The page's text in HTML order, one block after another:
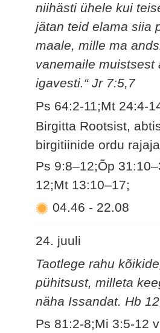
niihästi ühele kui
jätan teid elama siia
maale, mille ma
vanemaile muistsest
igavesti.“ Jr 7:5,7
Ps 64:2-11;Mt 24:4-
Birgitta Rootsist,
birgitiinide ordu
Ps 9:8–12;Õp
12;Mt 13:10–17;
04.46 - 22.08
24. juuli
Taotlege rahu
pühitsust, milleta
näha Issandat. Hb
Ps 81:2-8;Mi 3:5-12